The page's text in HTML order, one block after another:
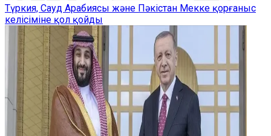
Түркия, Сауд Арабиясы және Пәкістан Мекке қорғаныс
келісіміне қол қойды